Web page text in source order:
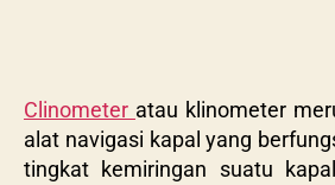
Clinometer atau klinometer
alat navigasi kapal yang
tingkat kemiringan suatu